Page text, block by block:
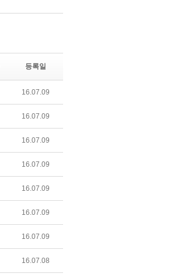
등록일
16.07.09
16.07.09
16.07.09
16.07.09
16.07.09
16.07.09
16.07.09
16.07.08